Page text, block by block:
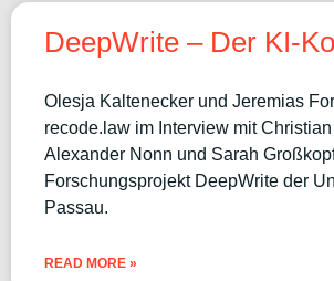
DeepWrite – Der KI-
Olesja Kaltenecker und Jeremias
recode.law im Interview mit
Alexander Nonn und Sarah
Forschungsprojekt DeepWrite der
Passau.
READ MORE »